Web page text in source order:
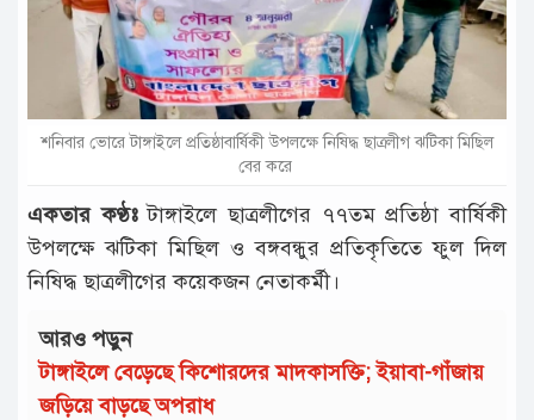
আন্তর্জাতিক
রাজনীতি
অপরাধ
বিনোদন
খেলাধুলা
লাইফ
স্টাইল
শনিবার ভোরে টাঙ্গাইলে প্রতিষ্ঠাবার্ষিকী উপলক্ষে নিষিদ্ধ ছাত্রলীগ ঝটিকা মিছিল
বের করে
একতার কণ্ঠঃটাঙ্গাইলে ছাত্রলীগের ৭৭তম প্রতিষ্ঠা বার্ষিকী
উপলক্ষে ঝটিকা মিছিল ও বঙ্গবন্ধুর প্রতিকৃতিতে ফুল দিল
নিষিদ্ধ ছাত্রলীগের কয়েকজন নেতাকর্মী।
আরও পড়ুন
টাঙ্গাইলে বেড়েছে কিশোরদের মাদকাসক্তি; ইয়াবা-গাঁজায়
জড়িয়ে বাড়ছে অপরাধ